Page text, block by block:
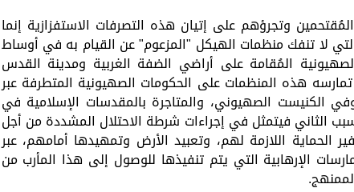
وتجرؤهم على إتيان هذه التصرفات الاستفزازية إنما
لا تنفك منظمات الهيكل "المزعوم" عن القيام به في أوساط
المُقامة على أراضي الضفة الغربية ومدينة القدس
هذه المنظمات على الحكومات الصهيونية المتطرفة عبر
الكنيست الصهيوني، والمتاجرة بالمقدسات الإسلامية في
الثاني فيتمثل في إجراءات شرطة الاحتلال المشددة من أجل
الحماية اللازمة لهم، وتعبيد الأرض وتمهيدها أمامهم، عبر
الإرهابية التي يتم تنفيذها للوصول إلى هذا المأرب من